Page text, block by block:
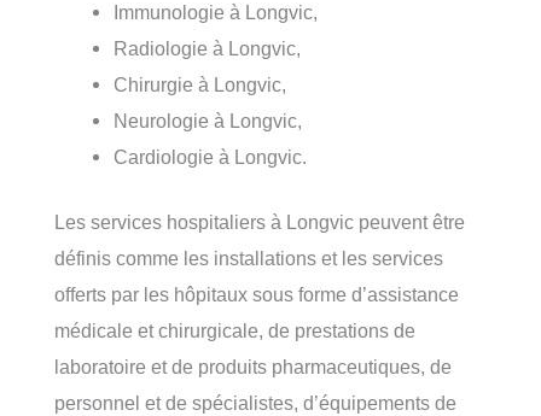
Immunologie à Longvic,
Radiologie à Longvic,
Chirurgie à Longvic,
Neurologie à Longvic,
Cardiologie à Longvic.
Les services hospitaliers à Longvic peuvent être
définis comme les installations et les services
offerts par les hôpitaux sous forme d’assistance
médicale et chirurgicale, de prestations de
laboratoire et de produits pharmaceutiques, de
personnel et de spécialistes, d’équipements de